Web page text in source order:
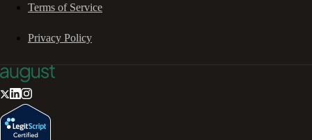
Terms of Service
Privacy Policy